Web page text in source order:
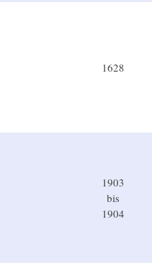
1628
1903
bis
1904